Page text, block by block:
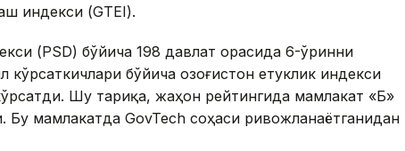
индекси (GTEI).
(PSD) бўйича 198 давлат орасида 6-ўринни
бўйича Қозоғистон етуклик индекси
Шу тариқа, жаҳон рейтингида мамлакат «Б»
Бу мамлакатда GovTech соҳаси ривожланаётганидан